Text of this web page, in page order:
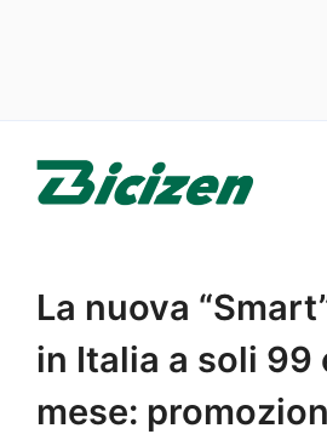
La nuova
in Italia a soli 99
mese: